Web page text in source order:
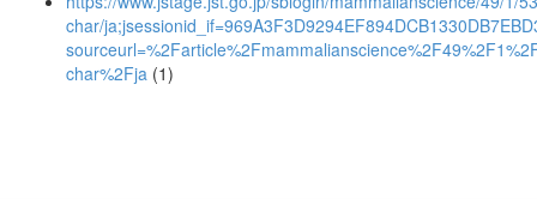
char/
char%2Fja (1)